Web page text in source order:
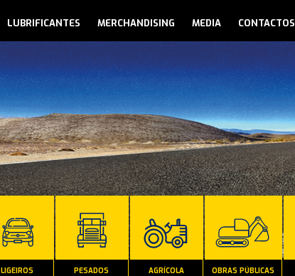
LUBRIFICANTES MERCHANDISING MEDIA CONTACTOS
LIGEIROS PESADOS AGRÍCOLA OBRAS PÚBLICAS